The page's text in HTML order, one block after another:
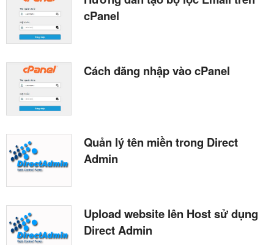
cPanel
Cách đăng nhập vào cPanel
Quản lý tên miền trong Direct
Admin
Upload website lên Host sử dụng
Direct Admin